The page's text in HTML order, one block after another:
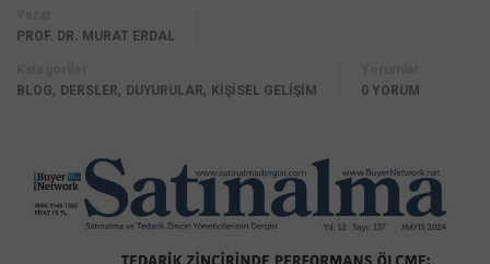
PROF. DR. MURAT ERDAL
BLOG, DERSLER, DUYURULAR, KİŞİSEL GELİŞİM
0 YORUM